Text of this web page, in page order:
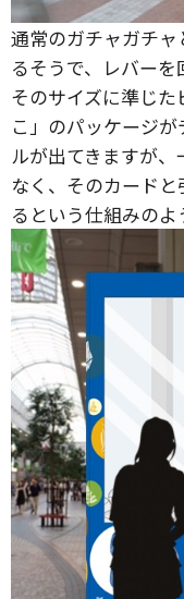
通常のガチャガチ
るそうで、レバー
そのサイズに準じ
こ」のパッケージ
ルが出てきますが
なく、そのカード
るという仕組みのよ